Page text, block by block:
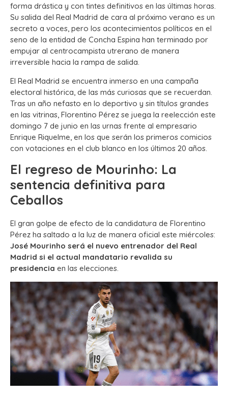
forma drástica y con tintes definitivos en las últimas horas.
Su salida del Real Madrid de cara al próximo verano es un
secreto a voces, pero los acontecimientos políticos en el
seno de la entidad de Concha Espina han terminado por
empujar al centrocampista utrerano de manera
irreversible hacia la rampa de salida.
El Real Madrid se encuentra inmerso en una campaña
electoral histórica, de las más curiosas que se recuerdan.
Tras un año nefasto en lo deportivo y sin títulos grandes
en las vitrinas, Florentino Pérez se juega la reelección este
domingo 7 de junio en las urnas frente al empresario
Enrique Riquelme, en los que serán los primeros comicios
con votaciones en el club blanco en los últimos 20 años.
El regreso de Mourinho: La
sentencia definitiva para
Ceballos
El gran golpe de efecto de la candidatura de Florentino
Pérez ha saltado a la luz de manera oficial este miércoles:
José Mourinho será el nuevo entrenador del Real
Madrid si el actual mandatario revalida su
presidencia en las elecciones.